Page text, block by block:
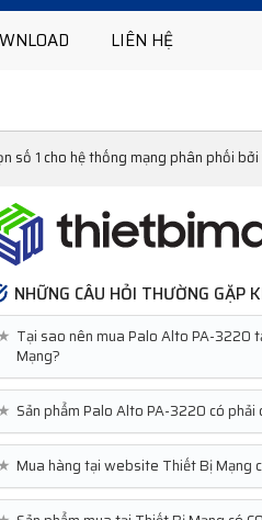
LIÊN HỆ
1 cho hệ thống mạng phân phối bởi
NHỮNG CÂU HỎI THƯỜNG GẶP
★ Tại sao nên mua Palo Alto PA-3220
Mạng?
★ Sản phẩm Palo Alto PA-3220 có phải
★ Mua hàng tại website Thiết Bị Mạng